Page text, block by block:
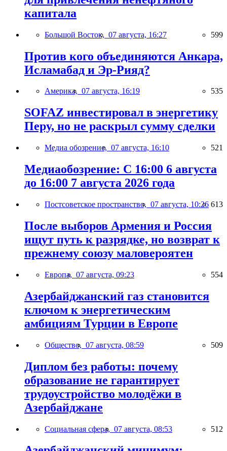
капитала
Большой Восток, 07 августа, 16:27 599
Против кого объединяются Анкара,
Исламабад и Эр-Рияд?
Америка, 07 августа, 16:19 535
SOFAZ инвестировал в энергетику
Перу, но не раскрыл сумму сделки
Медиа обозрение, 07 августа, 16:10 521
Медиаобозрение: С 16:00 6 августа
до 16:00 7 августа 2026 года
Постсоветское пространство, 07 августа, 10:26 613
После выборов Армения и Россия
ищут путь к разрядке, но возврат к
прежнему союзу маловероятен
Европа, 07 августа, 09:23 554
Азербайджанский газ становится
ключом к энергетическим
амбициям Турции в Европе
Общество, 07 августа, 08:59 509
Диплом без работы: почему
образование не гарантирует
трудоустройство молодёжи в
Азербайджане
Социальная сфера, 07 августа, 08:53 512